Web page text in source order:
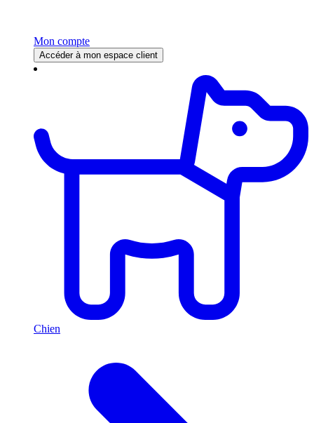
Mon compte
Accéder à mon espace client
Chien